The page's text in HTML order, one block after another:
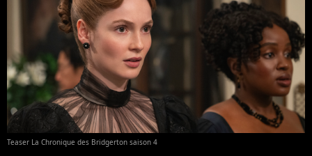
Teaser La Chronique des Bridgerton saison 4